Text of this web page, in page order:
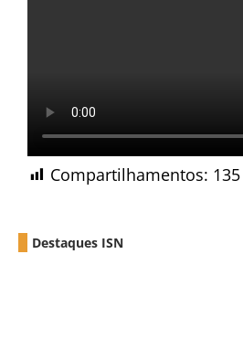
Compartilhamentos: 135
Destaques ISN